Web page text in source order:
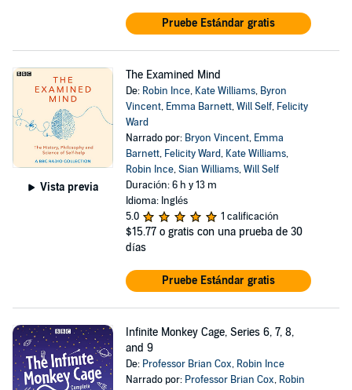
Pruebe Estándar gratis
Vista previa
The Examined Mind
De: Robin Ince, Kate Williams, Byron
Vincent, Emma Barnett,Will Self, Felicity
Ward
Narrado por: Bryon Vincent, Emma
Barnett, Felicity Ward, Kate Williams,
Robin Ince,Sian Williams,Will Self
Duración: 6 h y 13 m
Idioma: Inglés
5.0
1 calificación
$15.77 o gratis con una prueba de 30
días
Pruebe Estándar gratis
Infinite Monkey Cage, Series 6, 7, 8,
and 9
De: Professor Brian Cox, Robin Ince
Narrado por: Professor Brian Cox, Robin